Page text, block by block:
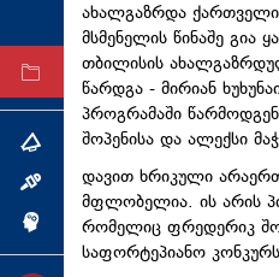
ტაბლოიდი
თემა
ინტერვიუ
ინქვიზიცია
ახალგაზრდა
მსმენელის წინაშე გია
თბილისის
წარდგა - მირიან
პროგრამაში
შოპენისა და ალექსი
დავით ხრიკული
მფლობელია. ის არის
რომელიც ფრედერიკ
საფორტეპიანო